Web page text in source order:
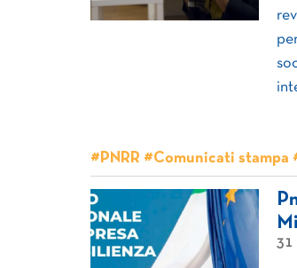
#PNRR #Comunicati stampa
31